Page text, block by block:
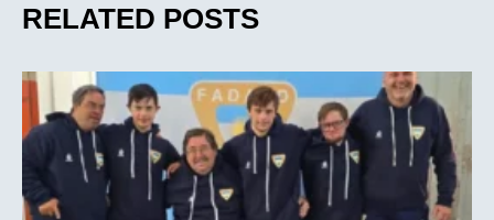
RELATED POSTS